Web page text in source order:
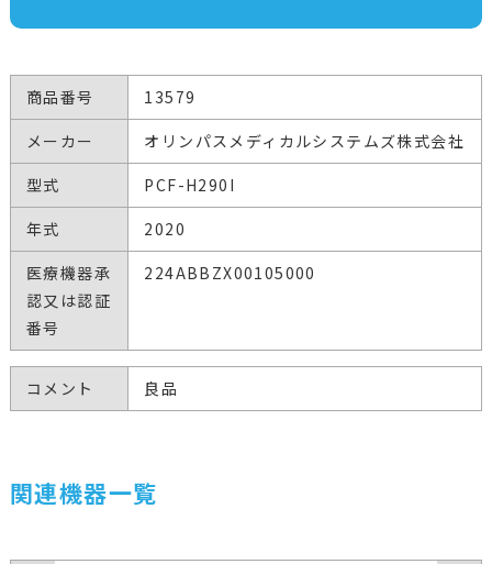
商品番号
13579
メーカー
オリンパスメディカルシステムズ株式会社
型式
PCF-H290I
年式
2020
医療機器承
認又は認証
番号
224ABBZX00105000
コメント 良品
関連機器一覧